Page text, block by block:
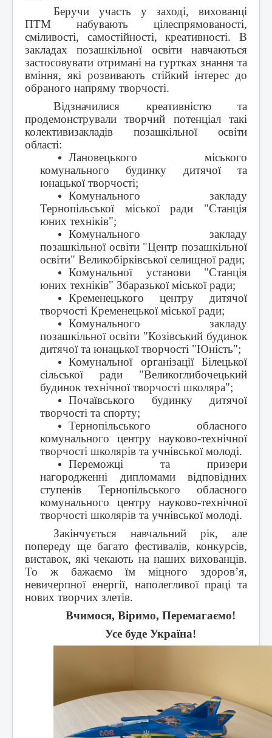
Беручи участь у заході, вихованці
ПТМ набувають цілеспрямованості,
сміливості, самостійності, креативності. В
закладах позашкільної освіти навчаються
застосовувати отримані на гуртках знання та
вміння, які розвивають стійкий інтерес до
обраного напряму творчості.
Відзначилися креативністю та
продемонстрували творчий потенціал такі
колективизакладів позашкільної освіти
області:
Лановецького міського
комунального будинку дитячої та
юнацької творчості;
Комунального закладу
Тернопільської міської ради "Станція
юних техніків";
Комунального закладу
позашкільної освіти "Центр позашкільної
освіти" Великобірківської селищної ради;
Комунальної установи "Станція
юних техніків" Збаразької міської ради;
Кременецького центру дитячої
творчості Кременецької міської ради;
Комунального закладу
позашкільної освіти "Козівський будинок
дитячої та юнацької творчості "Юність";
Комунальної організації Білецької
сільської ради "Великоглибочецький
будинок технічної творчості школяра";
Почаївського будинку дитячої
творчості та спорту;
Тернопільського обласного
комунального центру науково-технічної
творчості школярів та учнівської молоді.
Переможці та призери
нагородженні дипломами відповідних
ступенів Тернопільського обласного
комунального центру науково-технічної
творчості школярів та учнівської молоді.
Закінчується навчальний рік, але
попереду ще багато фестивалів, конкурсів,
виставок, які чекають на наших вихованців.
То ж бажаємо їм міцного здоров’я,
невичерпної енергії, наполегливої праці та
нових творчих злетів.
Вчимося, Віримо, Перемагаємо!
Усе буде Україна!